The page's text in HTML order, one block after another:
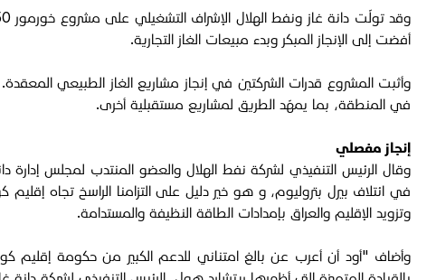
أفضت إلى الإنجاز المبكر وبدء مبيعات الغاز التجارية.
وأثبت المشروع قدرات الشركتين في إنجاز مشاريع الغاز الطبيعي
في المنطقة، بما يمهّد الطريق لمشاريع مستقبلية أخرى.
إنجاز مفصلي
في ائتلاف بيرل بتروليوم، و هو خير دليل على التزامنا الراسخ تجاه إقليم
وتزويد الإقليم والعراق بإمدادات الطاقة النظيفة والمستدامة.
وأضاف "أود أن أعرب عن بالغ امتناني للدعم الكبير من حكومة إقليم